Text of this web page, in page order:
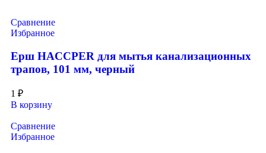
Сравнение
Избранное
Ерш HACCPER для мытья канализационных
трапов, 101 мм, черный
1 ₽
В корзину
Сравнение
Избранное